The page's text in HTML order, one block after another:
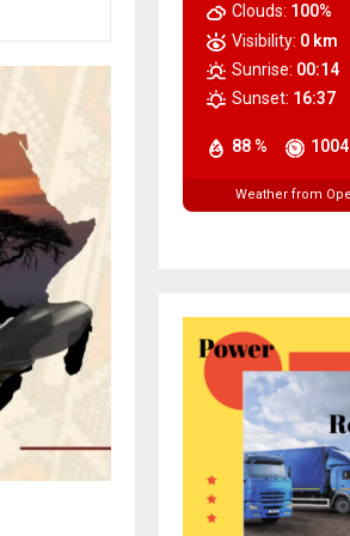
88 %
Clouds: 100%
Visibility: 0 km
Sunrise: 00:14
Sunset: 16:37
Weather from